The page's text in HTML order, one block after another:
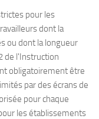
pour les
dont la
ou dont la longueur
de l'Instruction
obligatoirement être
par des écrans de
pour chaque
les établissements